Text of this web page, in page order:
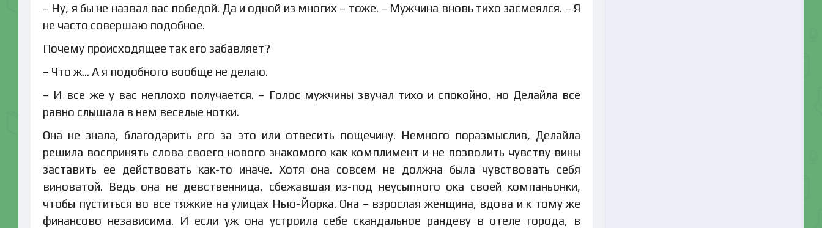
– Ну, я бы не назвал вас победой. Да и одной из многих – тоже. – Мужчина вновь тихо засмеялся. – Я
не часто совершаю подобное.
Почему происходящее так его забавляет?
– Что ж… А я подобного вообще не делаю.
– И все же у вас неплохо получается. – Голос мужчины звучал тихо и спокойно, но Делайла все
равно слышала в нем веселые нотки.
Она не знала, благодарить его за это или отвесить пощечину. Немного поразмыслив, Делайла
решила воспринять слова своего нового знакомого как комплимент и не позволить чувству вины
заставить ее действовать как-то иначе. Хотя она совсем не должна была чувствовать себя
виноватой. Ведь она не девственница, сбежавшая из-под неусыпного ока своей компаньонки,
чтобы пуститься во все тяжкие на улицах Нью-Йорка. Она – взрослая женщина, вдова и к тому же
финансово независима. И если уж она устроила себе скандальное рандеву в отеле города, в